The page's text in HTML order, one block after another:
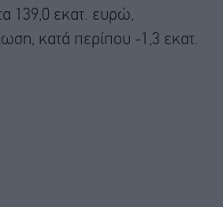
139,0 εκατ. ευρώ,
κατά περίπου -1,3 εκατ.